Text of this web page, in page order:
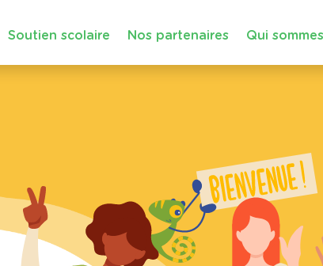
Soutien scolaire Nos partenaires Qui